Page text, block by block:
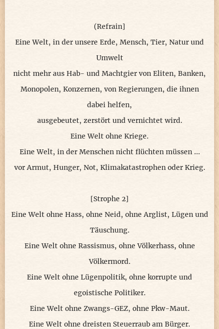
(Refrain]
Eine Welt, in der unsere Erde, Mensch, Tier, Natur und
Umwelt
nicht mehr aus Hab- und Machtgier von Eliten, Banken,
Monopolen, Konzernen, von Regierungen, die ihnen
dabei helfen,
ausgebeutet, zerstört und vernichtet wird.
Eine Welt ohne Kriege.
Eine Welt, in der Menschen nicht flüchten müssen …
vor Armut, Hunger, Not, Klimakatastrophen oder Krieg.
[Strophe 2]
Eine Welt ohne Hass, ohne Neid, ohne Arglist, Lügen und
Täuschung.
Eine Welt ohne Rassismus, ohne Völkerhass, ohne
Völkermord.
Eine Welt ohne Lügenpolitik, ohne korrupte und
egoistische Politiker.
Eine Welt ohne Zwangs-GEZ, ohne Pkw-Maut.
Eine Welt ohne dreisten Steuerraub am Bürger.